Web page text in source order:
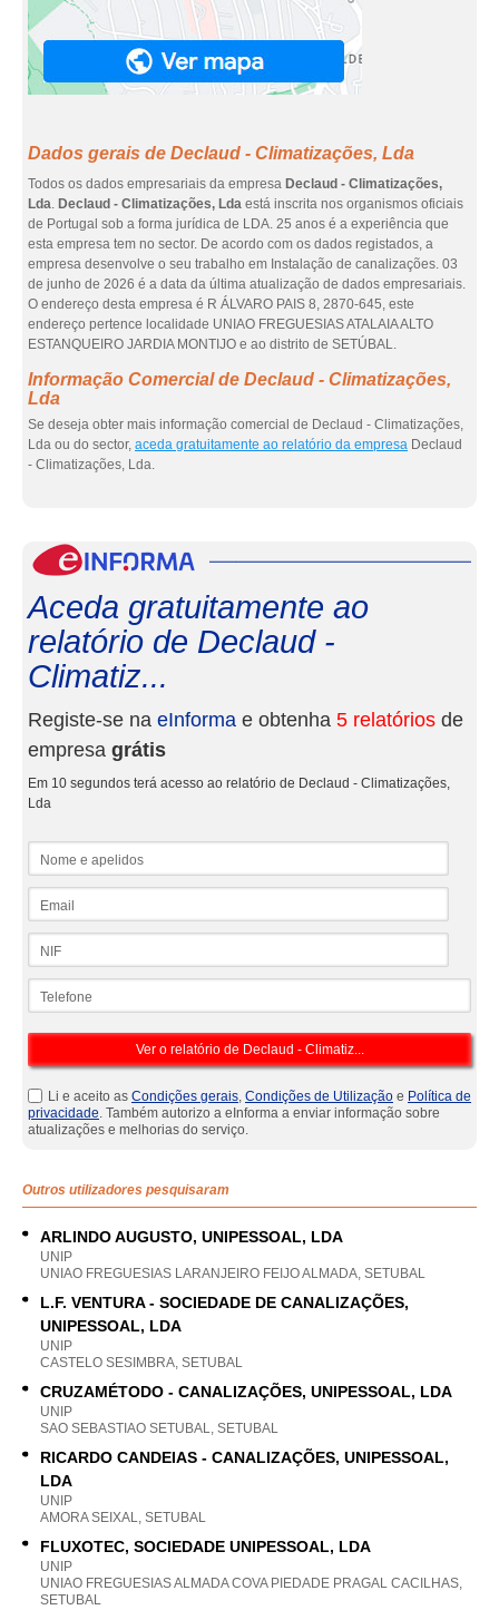
Dados gerais de Declaud - Climatizações, Lda
Todos os dados empresariais da empresa Declaud - Climatizações,
Lda. Declaud - Climatizações, Lda está inscrita nos organismos oficiais
de Portugal sob a forma jurídica de LDA. 25 anos é a experiência que
esta empresa tem no sector. De acordo com os dados registados, a
empresa desenvolve o seu trabalho em Instalação de canalizações. 03
de junho de 2026 é a data da última atualização de dados empresariais.
O endereço desta empresa é R ÁLVARO PAIS 8, 2870-645, este
endereço pertence localidade UNIAO FREGUESIAS ATALAIA ALTO
ESTANQUEIRO JARDIA MONTIJO e ao distrito de SETÚBAL.
Informação Comercial de Declaud - Climatizações,
Lda
Se deseja obter mais informação comercial de Declaud - Climatizações,
Lda ou do sector, aceda gratuitamente ao relatório da empresa Declaud
- Climatizações, Lda.
Aceda gratuitamente ao
relatório de Declaud -
Climatiz...
Registe-se na eInforma e obtenha 5 relatórios de
empresa grátis
Em 10 segundos terá acesso ao relatório de Declaud - Climatizações,
Lda
Li e aceito as Condições gerais, Condições de Utilização e Política de
privacidade. Também autorizo a eInforma a enviar informação sobre
atualizações e melhorias do serviço.
Outros utilizadores pesquisaram
ARLINDO AUGUSTO, UNIPESSOAL, LDA
UNIP
UNIAO FREGUESIAS LARANJEIRO FEIJO ALMADA, SETUBAL
L.F. VENTURA - SOCIEDADE DE CANALIZAÇÕES,
UNIPESSOAL, LDA
UNIP
CASTELO SESIMBRA, SETUBAL
CRUZAMÉTODO - CANALIZAÇÕES, UNIPESSOAL, LDA
UNIP
SAO SEBASTIAO SETUBAL, SETUBAL
RICARDO CANDEIAS - CANALIZAÇÕES, UNIPESSOAL,
LDA
UNIP
AMORA SEIXAL, SETUBAL
FLUXOTEC, SOCIEDADE UNIPESSOAL, LDA
UNIP
UNIAO FREGUESIAS ALMADA COVA PIEDADE PRAGAL CACILHAS,
SETUBAL